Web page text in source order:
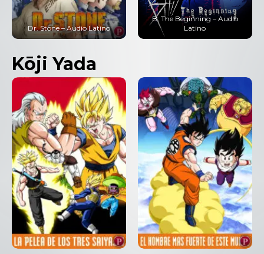
Dr. Stone – Audio Latino
B: The Beginning – Audio
Latino
Kōji Yada